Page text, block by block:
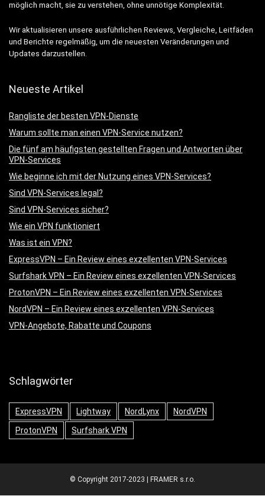
möglich macht, sie zu verstehen, ohne unnötige Komplexität.
Wir aktualisieren unsere ausführlichen Reviews, Vergleiche, Leitfäden
und Berichte regelmäßig, um die neuesten Veränderungen und
Updates darzustellen.
Neueste Artikel
Rangliste der besten VPN-Dienste
Warum sollte man einen VPN-Service nutzen?
Die fünf am häufigsten gestellten Fragen und Antworten über
VPN-Services
Wie beginne ich mit der Nutzung eines VPN-Services?
Sind VPN-Services legal?
Sind VPN-Services sicher?
Wie ein VPN funktioniert
Was ist ein VPN?
ExpressVPN – Ein Review eines exzellenten VPN-Services
Surfshark VPN – Ein Review eines exzellenten VPN-Services
ProtonVPN – Ein Review eines exzellenten VPN-Services
NordVPN – Ein Review eines exzellenten VPN-Services
VPN-Angebote, Rabatte und Coupons
Schlagwörter
ExpressVPN Lightway NordLynx
NordVPN
ProtonVPN
Surfshark VPN
© Copyright 2017-2023 | FRAMER s.r.o.